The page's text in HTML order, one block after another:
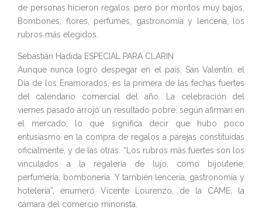
de personas hicieron regalos, pero por montos muy bajos.
Bombones, flores, perfumes, gastronomía y lencería, los
rubros más elegidos.
Sebastián Hadida ESPECIAL PARA CLARIN
Aunque nunca logró despegar en el país, San Valentín, el
Día de los Enamorados, es la primera de las fechas fuertes
del calendario comercial del año. La celebración del
viernes pasado arrojó un resultado pobre, según afirman en
el mercado, lo que significa decir que hubo poco
entusiasmo en la compra de regalos a parejas constituidas
oficialmente, y de las otras. “Los rubros más fuertes son los
vinculados a la regalería de lujo, como bijouterie,
perfumería, bombonería. Y también lencería, gastronomía y
hotelería”, enumeró Vicente Lourenzo, de la CAME, la
cámara del comercio minorista.